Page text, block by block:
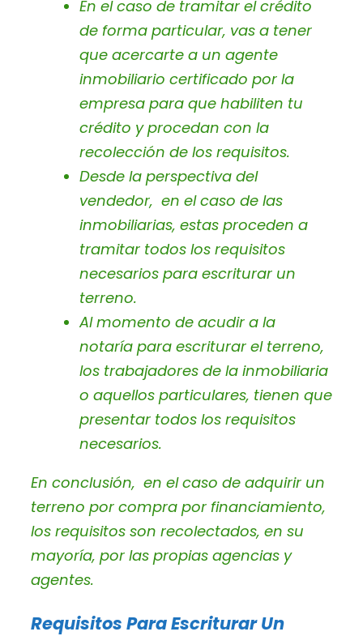
En el caso de tramitar el crédito
de forma particular, vas a tener
que acercarte a un agente
inmobiliario certificado por la
empresa para que habiliten tu
crédito y procedan con la
recolección de los requisitos.
Desde la perspectiva del
vendedor, en el caso de las
inmobiliarias, estas proceden a
tramitar todos los requisitos
necesarios para escriturar un
terreno.
Al momento de acudir a la
notaría para escriturar el terreno,
los trabajadores de la inmobiliaria
o aquellos particulares, tienen que
presentar todos los requisitos
necesarios.
En conclusión, en el caso de adquirir un
terreno por compra por financiamiento,
los requisitos son recolectados, en su
mayoría, por las propias agencias y
agentes.
Requisitos Para Escriturar Un